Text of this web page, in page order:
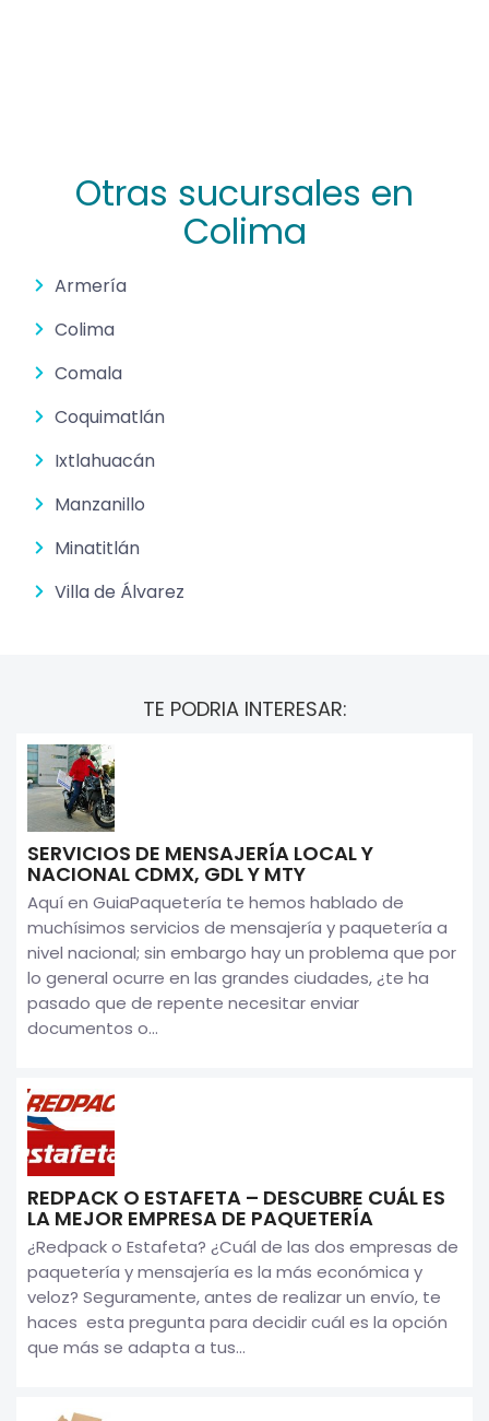
Otras sucursales en
Colima
Armería
Colima
Comala
Coquimatlán
Ixtlahuacán
Manzanillo
Minatitlán
Villa de Álvarez
TE PODRIA INTERESAR:
SERVICIOS DE MENSAJERÍA LOCAL Y
NACIONAL CDMX, GDL Y MTY
Aquí en GuiaPaquetería te hemos hablado de
muchísimos servicios de mensajería y paquetería a
nivel nacional; sin embargo hay un problema que por
lo general ocurre en las grandes ciudades, ¿te ha
pasado que de repente necesitar enviar
documentos o...
REDPACK O ESTAFETA – DESCUBRE CUÁL ES
LA MEJOR EMPRESA DE PAQUETERÍA
¿Redpack o Estafeta? ¿Cuál de las dos empresas de
paquetería y mensajería es la más económica y
veloz? Seguramente, antes de realizar un envío, te
haces esta pregunta para decidir cuál es la opción
que más se adapta a tus...